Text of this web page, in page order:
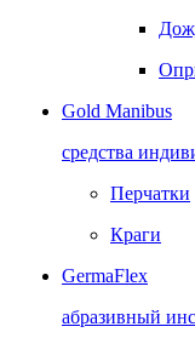
Gold Manibus
средства
Перчатки
Краги
GermaFlex
абразивный